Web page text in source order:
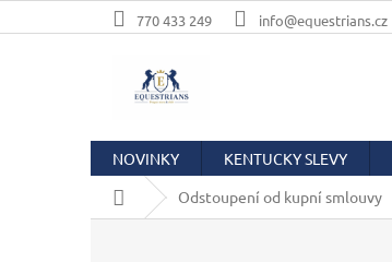
na
770 433 249 info@equestrians.cz
NOVINKY KENTUCKY SLEVY
Domů
Odstoupení od kupní smlouvy